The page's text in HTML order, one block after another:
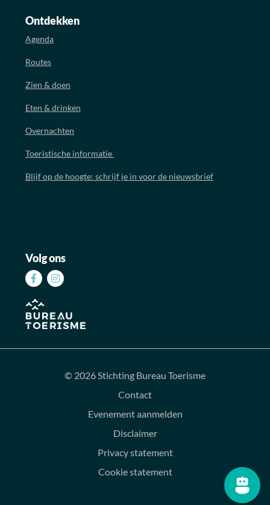
Ontdekken
Agenda
Routes
Zien & doen
Eten & drinken
Overnachten
Toeristische informatie
Blijf op de hoogte: schrijf je in voor de nieuwsbrief
Volg ons
Volg
op
Facebook
Volg
Instagram
© 2026 Stichting Bureau Toerisme
Contact
Evenement aanmelden
Disclaimer
Privacy statement
Cookie statement